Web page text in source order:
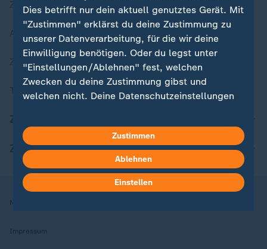
Zuletzt veröffentlicht
Aktuelle Sendungs-Videos
ZDFheute Stories
Themen im Überblick
ZDFheute Apps
Nutzungsbedingungen
Impressum
Dies betrifft nur dein aktuell genutztes Gerät. Mit
"Zustimmen" erklärst du deine Zustimmung zu
unserer Datenverarbeitung, für die wir deine
Einwilligung benötigen. Oder du legst unter
"Einstellungen/Ablehnen" fest, welchen
Zwecken du deine Zustimmung gibst und
welchen nicht. Deine Datenschutzeinstellungen
in deinen Einstellungen widerrufen oder ändern.
Hier findest du das Impressum.
Weitere Informationen findest du in unserer
Datenschutzerklärung.
Zustimmen
Ablehnen
Einstellen